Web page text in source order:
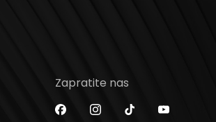
Zapratite nas